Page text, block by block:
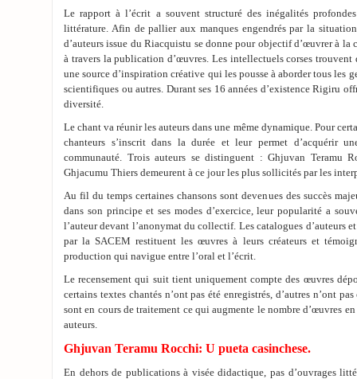
Le rapport à l’écrit a souvent structuré des inégalités
littérature. Afin de pallier aux manques engendrés par la
d’auteurs issue du Riacquistu se donne pour objectif d’œuvrer à
à travers la publication d’œuvres. Les intellectuels corses trouvent
une source d’inspiration créative qui les pousse à aborder tous les
scientifiques ou autres. Durant ses 16 années d’existence Rigiru
diversité.
Le chant va réunir les auteurs dans une même dynamique. Pour
chanteurs s’inscrit dans la durée et leur permet d’acquérir
communauté. Trois auteurs se distinguent : Ghjuvan Teramu
Ghjacumu Thiers demeurent à ce jour les plus sollicités par les
Au fil du temps certaines chansons sont devenues des succès
dans son principe et ses modes d’exercice, leur popularité a
l’auteur devant l’anonymat du collectif. Les catalogues d’auteurs
par la SACEM restituent les œuvres à leurs créateurs et
production qui navigue entre l’oral et l’écrit.
Le recensement qui suit tient uniquement compte des œuvres
certains textes chantés n’ont pas été enregistrés, d’autres n’ont pas
sont en cours de traitement ce qui augmente le nombre d’œuvres
auteurs.
Ghjuvan Teramu Rocchi: U pueta casinchese.
En dehors de publications à visée didactique, pas d’ouvrages